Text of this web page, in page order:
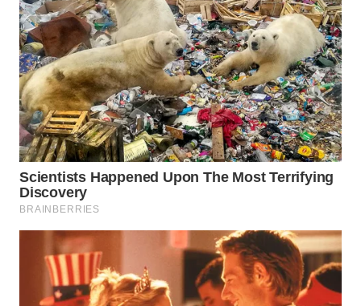
WN
SUBANG
WN
SUKABUMI
WN
PURWAKARTA
WN
PRIANGAN
WN
SEMARANG